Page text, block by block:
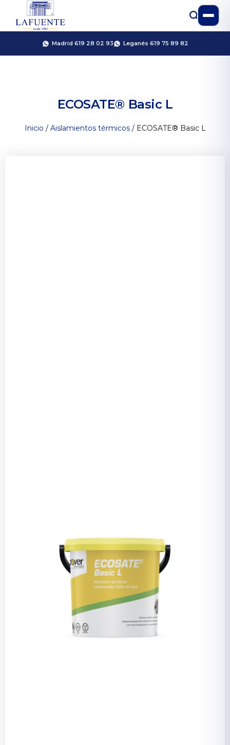
Madrid 619 28 02 93 Leganés 619 75 89 82
ECOSATE® Basic L
Inicio / Aislamientos térmicos/ ECOSATE® Basic L